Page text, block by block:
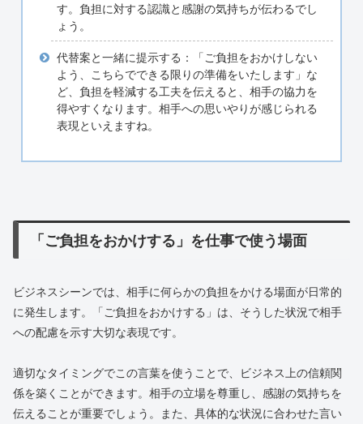
す。負担に対する認識と感謝の気持ちが伝わるでし
ょう。
代替案と一緒に提示する：「ご負担をおかけしない
よう、こちらでできる限りの準備をいたします」な
ど、負担を軽減する工夫を伝えると、相手の協力を
得やすくなります。相手への思いやりが感じられる
表現といえますね。
「ご負担をおかけする」を仕事で使う場面
ビジネスシーンでは、相手に何らかの負担をかける場面が日常的
に発生します。「ご負担をおかけする」は、そうした状況で相手
への配慮を示す大切な表現です。
適切なタイミングでこの言葉を使うことで、ビジネス上の信頼関
係を築くことができます。相手の立場を尊重し、感謝の気持ちを
伝えることが重要でしょう。また、具体的な状況に合わせた言い